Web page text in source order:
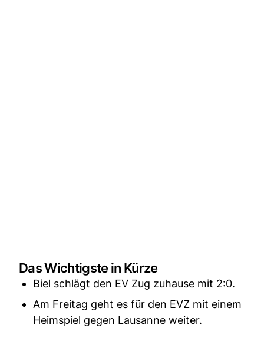
Das Wichtigste in Kürze
Biel schlägt den EV Zug zuhause mit 2:0.
Am Freitag geht es für den EVZ mit einem
Heimspiel gegen Lausanne weiter.